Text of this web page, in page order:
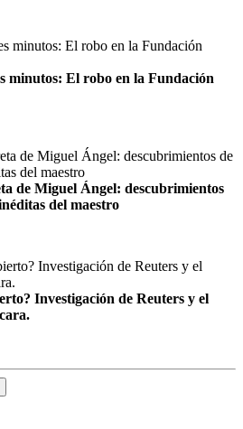
minutos: El robo en la Fundación
de Miguel Ángel: descubrimientos
del maestro
Investigación de Reuters y el